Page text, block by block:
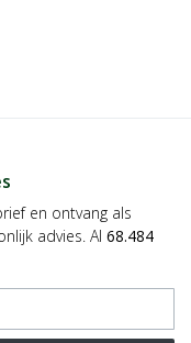
en ontvang als
advies. Al 68.484